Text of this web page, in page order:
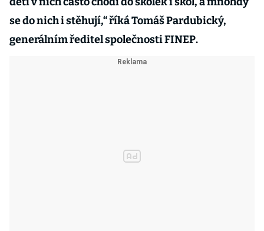
se do nich i stěhují,“ říká Tomáš Pardubický,
generálním ředitel společnosti FINEP.